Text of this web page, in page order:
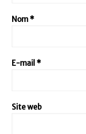
Nom *
E-mail *
Site web